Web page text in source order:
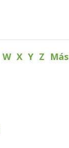
W X Y Z Más